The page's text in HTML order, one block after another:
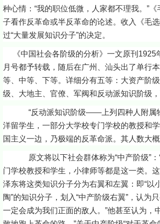
种心情：“我的职位低微，人家都不理我。”
子看作反革命或半反革命的论述。收入《毛
过“大量发展知识分子”的决定。
《中国社会各阶级的分析》一文原刊1925
月号都予转载，随后在广州、汕头出了单行
等、中等、下等。详细分有五等：大资产阶
级、大地主、官僚、军阀和反动派知识阶级
“反动派知识阶级——上列四种人附属物，
洋留学生，一部分大学校专门学校的教授和
国主义一边，乃极端的反革命派。其人数大
原文将以下社会群体称为“中产阶级”：“
门学校教授和学生，小律师等都是这一类。
泽东将这类知识分子分为右翼和左翼：即“
陶”的知识分子，划入“中产阶级右翼”，认为
一定会成为我们正面的敌人。”他甚至认为，